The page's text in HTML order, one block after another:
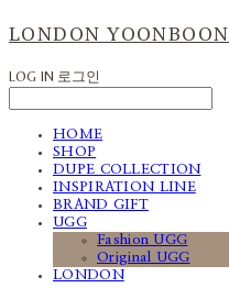
LONDON YOONBOON
LOG IN 로그인
HOME
SHOP
DUPE COLLECTION
INSPIRATION LINE
BRAND GIFT
UGG
Fashion UGG
Original UGG
LONDON